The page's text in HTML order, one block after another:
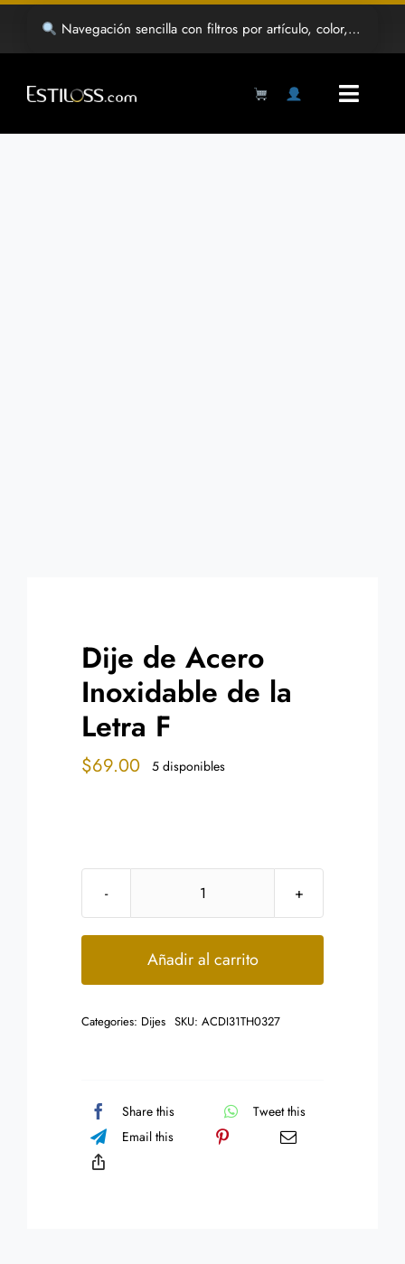
Saltar
contenido
Navegación sencilla con filtros por artículo, color, género y estilo
Dije de Acero
Inoxidable de la
Letra F
$69.00 5 disponibles
Dije
Acero
la
Añadir al carrito
Categories: Dijes SKU: ACDI31TH0327
Share this
Tweet this
Email this